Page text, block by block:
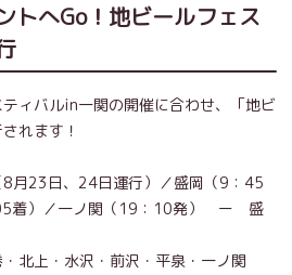
トへGo！地ビールフェス
ィバルin一関の開催に合わせ、「地ビ
れます！
月23日、24日運行）／盛岡（9：45
着）／一ノ関（19：10発） ー 盛
北上・水沢・前沢・平泉・一ノ関